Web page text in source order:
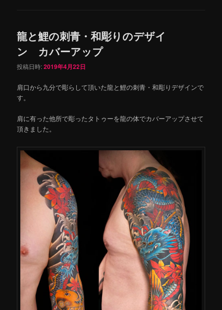
龍と鯉の刺青・和彫りのデザイ
ン カバーアップ
投稿日時:2019年4月22日
肩口から九分で彫らして頂いた龍と鯉の刺青・和彫りデザインで
す。
肩に有った他所で彫ったタトゥーを龍の体でカバーアップさせて
頂きました。